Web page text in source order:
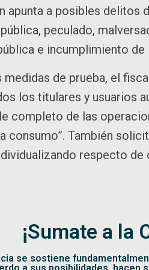
apunta a posibles delitos
peculado,
e incumplimiento
medidas de prueba, el
los titulares y usuarios
completo de las
consumo”. También
respecto
¡Sumate a la
se sostiene